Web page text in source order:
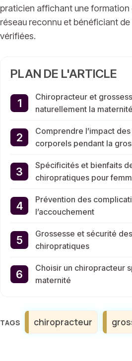
praticien affichant une formation
réseau reconnu et bénéficiant
vérifiées.
PLAN DE L'ARTICLE
Chiropracteur et
naturellement la maternité
Comprendre l’impact
corporels pendant la
Spécificités et bienfaits
chiropratiques pour
Prévention des
l’accouchement
Grossesse et sécurité
chiropratiques
Choisir un chiropracteur
maternité
Étiquettes
chiropracteur